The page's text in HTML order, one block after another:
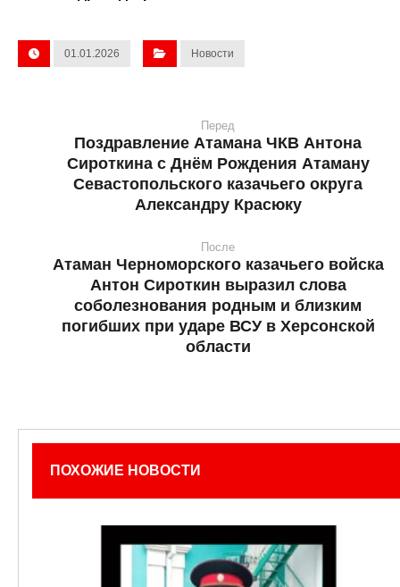
01.01.2026 Новости
Перед
Поздравление Атамана ЧКВ Антона
Сироткина с Днём Рождения Атаману
Севастопольского казачьего округа
Александру Красюку
После
Атаман Черноморского казачьего войска
Антон Сироткин выразил слова
соболезнования родным и близким
погибших при ударе ВСУ в Херсонской
области
ПОХОЖИЕ НОВОСТИ